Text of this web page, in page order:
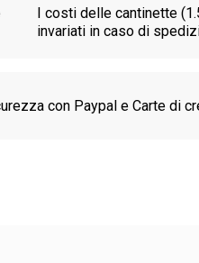
I costi delle cantinette
invariati in caso di
con Paypal e Carte di